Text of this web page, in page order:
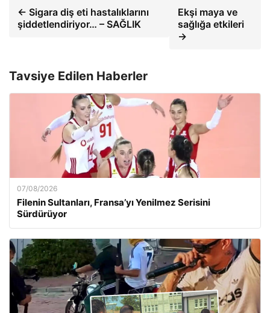
← Sigara diş eti hastalıklarını
şiddetlendiriyor… – SAĞLIK
Ekşi maya ve
sağlığa etkileri
→
Tavsiye Edilen Haberler
07/08/2026
Filenin Sultanları, Fransa’yı Yenilmez Serisini
Sürdürüyor